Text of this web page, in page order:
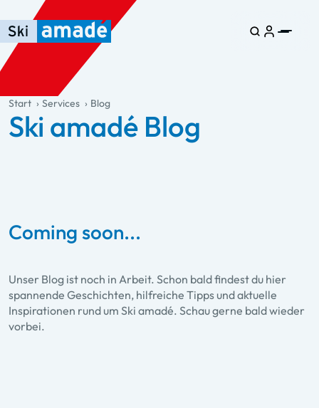
Zum Haupt-Inhalt springen
Springe zur Tabelle
Zur Haupt-Navigation springen
general.table-of-content
Start Services Blog
Ski amadé Blog
Coming soon...
Unser Blog ist noch in Arbeit. Schon bald findest du hier
spannende Geschichten, hilfreiche Tipps und aktuelle
Inspirationen rund um Ski amadé. Schau gerne bald wieder
vorbei.